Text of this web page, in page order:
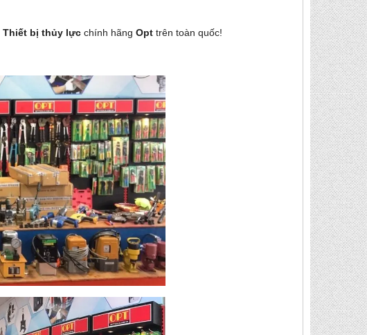
Thiết bị thủy lực chính hãng Opt trên toàn quốc!